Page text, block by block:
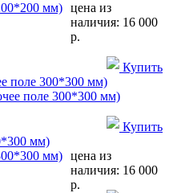
цена из
наличия: 16 000
р.
Купить
поле 300*300 мм)
Купить
мм)
цена из
наличия: 16 000
р.